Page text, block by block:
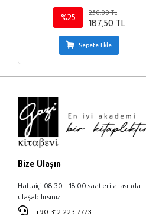
%25
250,00 TL
187,50 TL
Sepete Ekle
Bize Ulaşın
Haftaiçi 08:30 - 18:00 saatleri arasında
ulaşabilirsiniz.
+90 312 223 7773